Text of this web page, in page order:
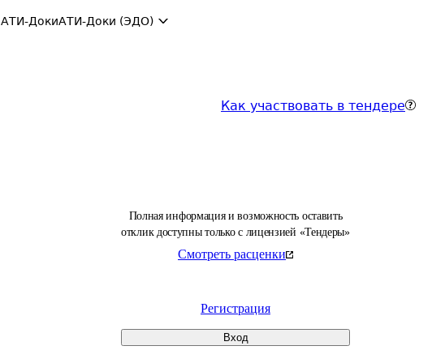
АТИ-ДокиАТИ-Доки (ЭДО)
Как участвовать в тендере
Полная информация и возможность оставить
отклик доступны только с лицензией «Тендеры»
Смотреть расценки
Регистрация
Вход